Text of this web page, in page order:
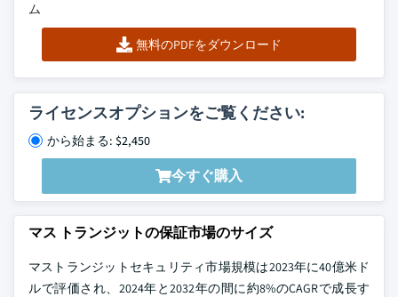
ム
無料のPDFをダウンロード
ライセンスオプションをご覧ください:
から始まる: $2,450
今すぐ購入
マス トランジットの保証市場のサイズ
マストランジットセキュリティ市場規模は2023年に40億米ド
ルで評価され、2024年と2032年の間に約8%のCAGRで成長す